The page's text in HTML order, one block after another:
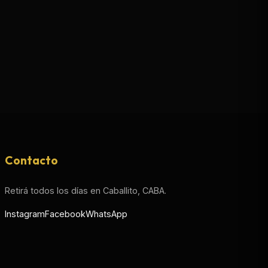
Contacto
Retirá todos los días en Caballito, CABA.
InstagramFacebookWhatsApp